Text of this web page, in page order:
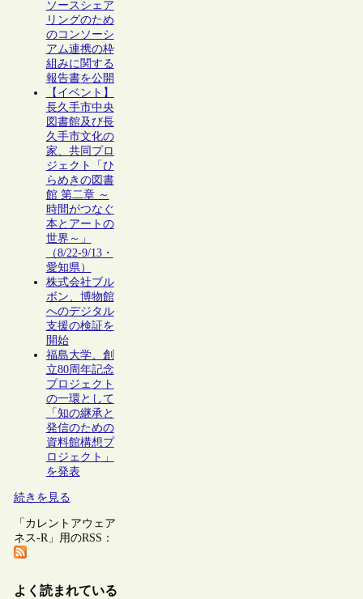
ソースシェア
リングのため
のコンソーシ
アム連携の枠
組みに関する
報告書を公開
【イベント】
長久手市中央
図書館及び長
久手市文化の
家、共同プロ
ジェクト「ひ
らめきの図書
館 第二章 ～
時間がつなぐ
本とアートの
世界～」
（8/22-9/13・
愛知県）
株式会社ブル
ボン、博物館
へのデジタル
支援の検証を
開始
福島大学、創
立80周年記念
プロジェクト
の一環として
「知の継承と
発信のための
資料館構想プ
ロジェクト」
を発表
続きを見る
「カレントアウェア
ネス-R」用のRSS：
よく読まれている